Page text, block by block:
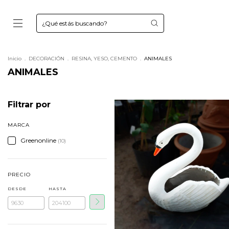
Inicio . DECORACIÓN . RESINA, YESO, CEMENTO . ANIMALES
ANIMALES
Filtrar por
MARCA
Greenonline (10)
PRECIO
DESDE HASTA